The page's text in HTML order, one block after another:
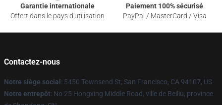
Garantie internationale
Offert dans le pays d'utilisation
Paiement 100% sécurisé
PayPal / MasterCard / Visa
Contactez-nous
Notre siège social : 5450 Townsend St, San Francisco, CA 94107, US
Notre entrepôt: No 25 Hongxing Middle Road, ville de Beiliu, province